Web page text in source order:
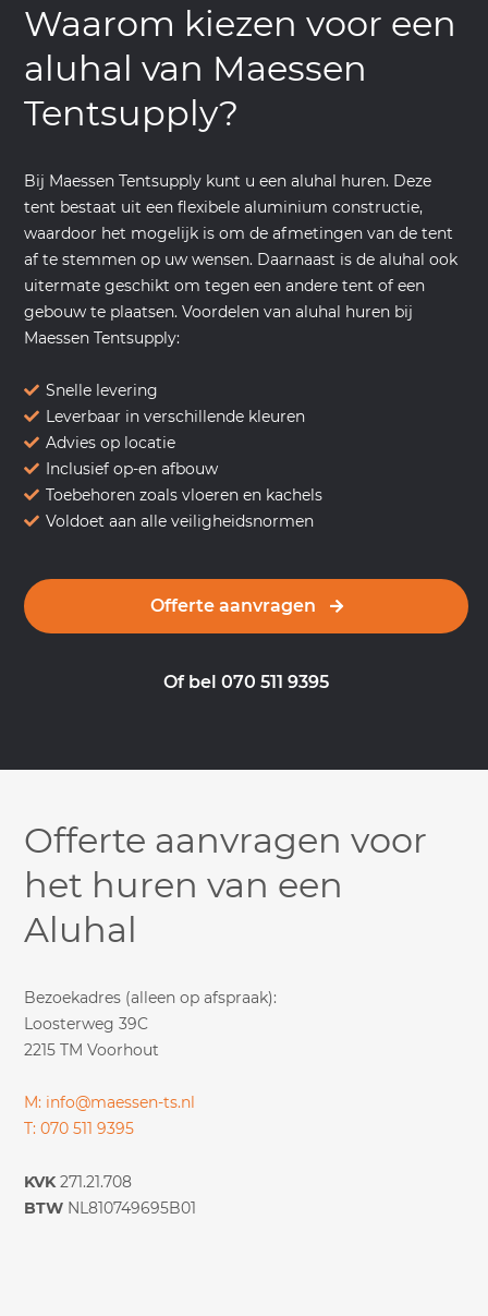
Waarom kiezen voor een
aluhal van Maessen
Tentsupply?
Bij Maessen Tentsupply kunt u een aluhal huren. Deze
tent bestaat uit een flexibele aluminium constructie,
waardoor het mogelijk is om de afmetingen van de tent
af te stemmen op uw wensen. Daarnaast is de aluhal ook
uitermate geschikt om tegen een andere tent of een
gebouw te plaatsen. Voordelen van aluhal huren bij
Maessen Tentsupply:
Snelle levering
Leverbaar in verschillende kleuren
Advies op locatie
Inclusief op-en afbouw
Toebehoren zoals vloeren en kachels
Voldoet aan alle veiligheidsnormen
Offerte aanvragen
Of bel 070 511 9395
Offerte aanvragen voor
het huren van een
Aluhal
Bezoekadres (alleen op afspraak):
Loosterweg 39C
2215 TM Voorhout
M: info@maessen-ts.nl
T: 070 511 9395
KVK271.21.708
BTW NL810749695B01